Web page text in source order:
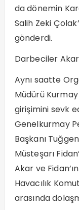
da dönemin
Salih Zeki
gönderdi.
Darbeciler
Aynı saatte
Müdürü
girişimini sevk
Genelkurmay
Başkanı
Müsteşarı
Akar ve
Havacılık
arasında